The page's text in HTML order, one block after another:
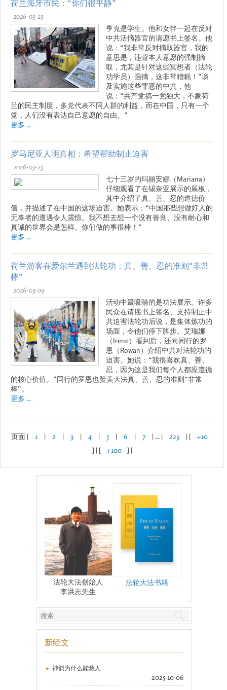
荷兰海牙市民：“你们很平静”
2026-03-23
亨克是学生。他和女伴一起在反对
中共活摘器官的请愿书上签名。他
说：“我非常反对摘取器官，我的
意思是，违背本人意愿的强制摘
取，尤其是针对这些冥想者（法轮
功学员）强摘，这非常糟糕！”谈
及实施这些罪恶的中共，他
说：“共产党搞一党独大，不象荷
兰的民主制度，多党代表不同人群的利益，而在中国，只有一个
党，人们没有表达自己意愿的自由。”
更多 ...
罗马尼亚人明真相：希望帮助制止迫害
2026-03-23
七十三岁的玛丽安娜（Mariana）
仔细观看了在锡奈亚展示的展板，
其中介绍了真、善、忍的道德价
值，并描述了在中国的这场迫害。她表示：“中国那些想做好人的
无辜者的遭遇令人震惊。我不想去想一个没有善良、没有耐心和
真诚的世界会是怎样。你们做的事很棒！”
更多 ...
荷兰游客在爱尔兰遇到法轮功：真、善、忍的准则“非常
棒”
2026-03-09
活动中最吸睛的是功法展示。许多
民众在请愿书上签名、支持制止中
共迫害法轮功后说，是集体炼功的
场面，令他们停下脚步。艾瑞娜
（Irene）看到后，还向同行的罗
恩（Rowan）介绍中共对法轮功的
迫害。她说：“我很喜欢真、善、
忍，因为这是我们每个人都应遵循
的核心价值。”同行的罗恩也赞美大法真、善、忍的准则“非常
棒”。
更多 ...
页面 | 1 | 2 | 3 | 4 | 5 | 6 | 7 | ... | 223 | [
+10
] | [
+100 ] |
法轮大法创始人
李洪志先生
法轮大法书籍
新经文
神韵为什么能救人
2025-10-06